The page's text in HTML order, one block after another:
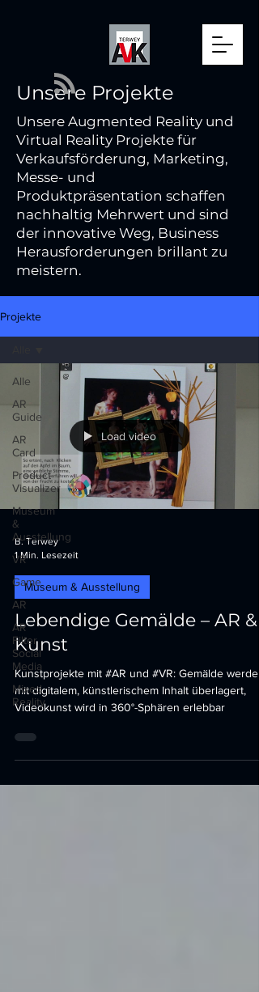
Unsere Projekte
Unsere Augmented Reality und
Virtual Reality Projekte für
Verkaufsförderung, Marketing,
Messe- und
Produktpräsentation schaffen
nachhaltig Mehrwert und sind
der innovative Weg, Business
Herausforderungen brillant zu
meistern.
Projekte
Alle
AR
Guide
AR
Card
Product
Visualizer
Museum
&
Ausstellung
VR
Game
AR
AR
Filter
Social
Media
Mixed
Reality
Load video
B. Terwey
1 Min. Lesezeit
Museum & Ausstellung
Lebendige Gemälde – AR &
Kunst
Kunstprojekte mit #AR und #VR: Gemälde werden
mit digitalem, künstlerischem Inhalt überlagert,
Videokunst wird in 360°-Sphären erlebbar